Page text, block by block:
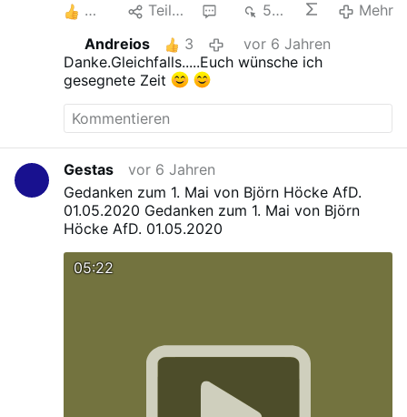
Teilen 536
Mehr
Andreios
3
vor 6 Jahren
Danke.Gleichfalls.....Euch wünsche ich
gesegnete Zeit
Gestas
vor 6 Jahren
Gedanken zum 1. Mai von Björn Höcke AfD.
01.05.2020 Gedanken zum 1. Mai von Björn
Höcke AfD. 01.05.2020
05:22